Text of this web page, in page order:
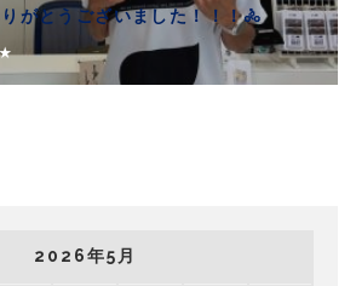
がとうございました！！！🚴
★
2026年5月